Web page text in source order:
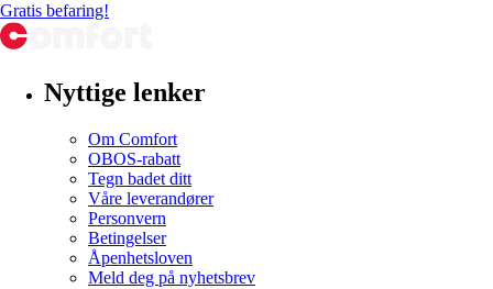
Gratis befaring!
Nyttige lenker
Om Comfort
OBOS-rabatt
Tegn badet ditt
Våre leverandører
Personvern
Betingelser
Åpenhetsloven
Meld deg på nyhetsbrev